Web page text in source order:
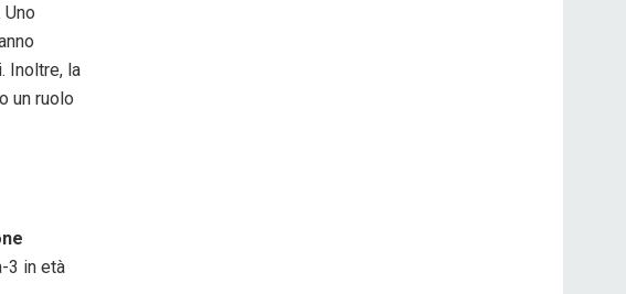
Uno
Inoltre, la
un ruolo
3 in età